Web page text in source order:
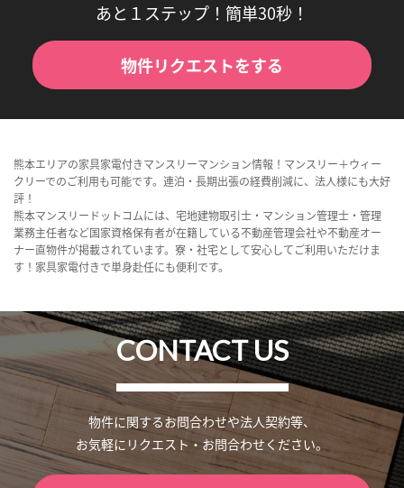
あと１ステップ！簡単30秒！
物件リクエストをする
熊本エリアの家具家電付きマンスリーマンション情報！マンスリー＋ウィー
クリーでのご利用も可能です。連泊・長期出張の経費削減に、法人様にも大好
評！
熊本マンスリードットコムには、宅地建物取引士・マンション管理士・管理
業務主任者など国家資格保有者が在籍している不動産管理会社や不動産オー
ナー直物件が掲載されています。寮・社宅として安心してご利用いただけま
す！家具家電付きで単身赴任にも便利です。
CONTACT US
物件に関するお問合わせや法人契約等、
お気軽にリクエスト・お問合わせください。